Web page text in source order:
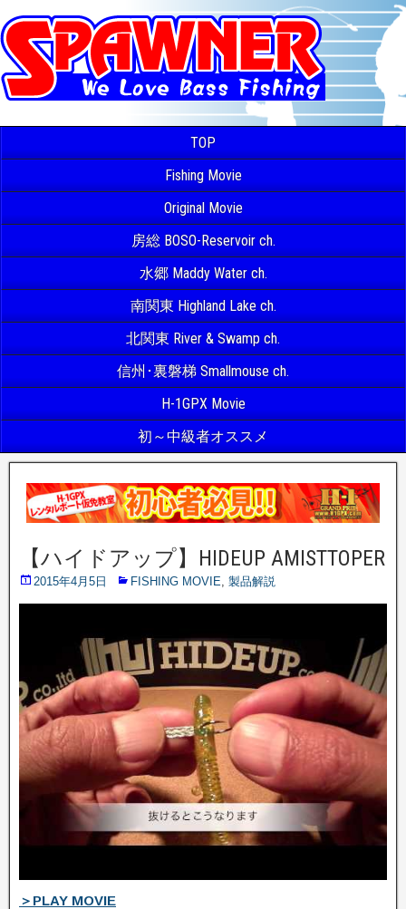
TOP
Fishing Movie
Original Movie
房総 BOSO-Reservoir ch.
水郷 Maddy Water ch.
南関東 Highland Lake ch.
北関東 River & Swamp ch.
信州･裏磐梯 Smallmouse ch.
H-1GPX Movie
初～中級者オススメ
【ハイドアップ】HIDEUP AMISTTOPER
2015年4月5日 FISHING MOVIE, 製品解説
＞PLAY MOVIE